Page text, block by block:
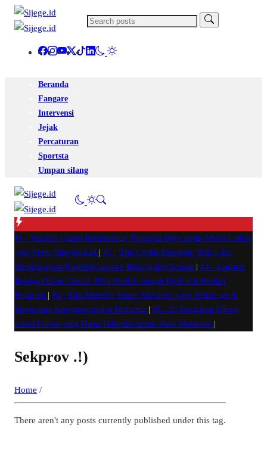
Beranda
Fangare
Intervensi
Jejak
Percaturan
Sportsta
Umpan silang
#1 - Masalah Utama Infrastruktur Pengisian Daya untuk Mobil Listrik
yang Perlu Diperhatikan
#2 - Tips Cerdas Mengatur Waktu dan
Meningkatkan Produktivitas saat Bekerja dari Rumah
#3 - Panduan
Belanja Online Cerdas: Pilih Produk dengan Bijak dan Hindari
Penipuan
#4 - Tips Memilih Sepatu Marathon yang Sesuai untuk
Menunjang Kenyamanan dan Performa
#5 - 10 Kesalahan Umum
dalam Fitness yang Harus Dihindari untuk Hasil Maksimal
Sekprov .!)
Home /
There aren't any posts currently published under this tag.